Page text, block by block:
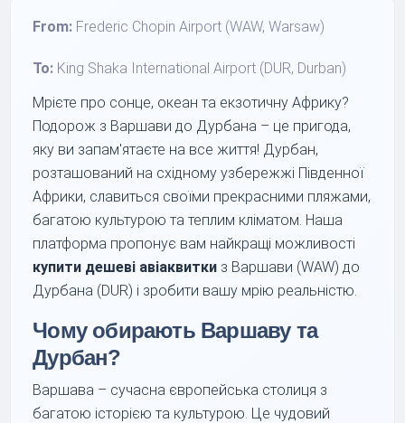
From: Frederic Chopin Airport (WAW, Warsaw)
To: King Shaka International Airport (DUR, Durban)
Мрієте про сонце, океан та екзотичну Африку?
Подорож з Варшави до Дурбана – це пригода,
яку ви запам'ятаєте на все життя! Дурбан,
розташований на східному узбережжі Південної
Африки, славиться своїми прекрасними пляжами,
багатою культурою та теплим кліматом. Наша
платформа пропонує вам найкращі можливості
купити дешеві авіаквитки з Варшави (WAW) до
Дурбана (DUR) і зробити вашу мрію реальністю.
Чому обирають Варшаву та
Дурбан?
Варшава – сучасна європейська столиця з
багатою історією та культурою. Це чудовий